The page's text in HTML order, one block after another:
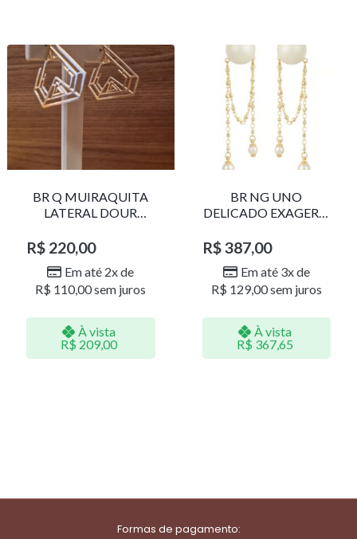
BR Q MUIRAQUITA
LATERAL DOUR
R$ 220,00
Em até 2x de
R$ 110,00sem juros
À vista
R$ 209,00
BR NG UNO
DELICADO EXAGERO
R$387,00
Em até 3x de
R$ 129,00sem juros
À vista
R$ 367,65
Formas de pagamento: